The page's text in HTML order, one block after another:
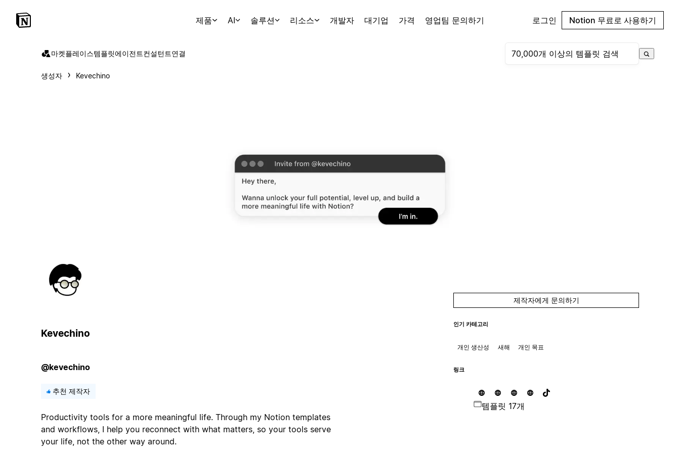
제품 AI 솔루션 리소스 개발자 대기업 가격 영업팀 문의하기 로그인 Notion 무료로 사용하기
마켓플레이스템플릿에이전트컨설턴트연결
생성자 Kevechino
Kevechino
@kevechino
추천 제작자
Productivity tools for a more meaningful life. Through my Notion templates
and workflows, I help you reconnect with what matters, so your tools serve
your life, not the other way around.
제작자에게 문의하기
인기 카테고리
개인 생산성 새해 개인 목표
링크
템플릿 17개